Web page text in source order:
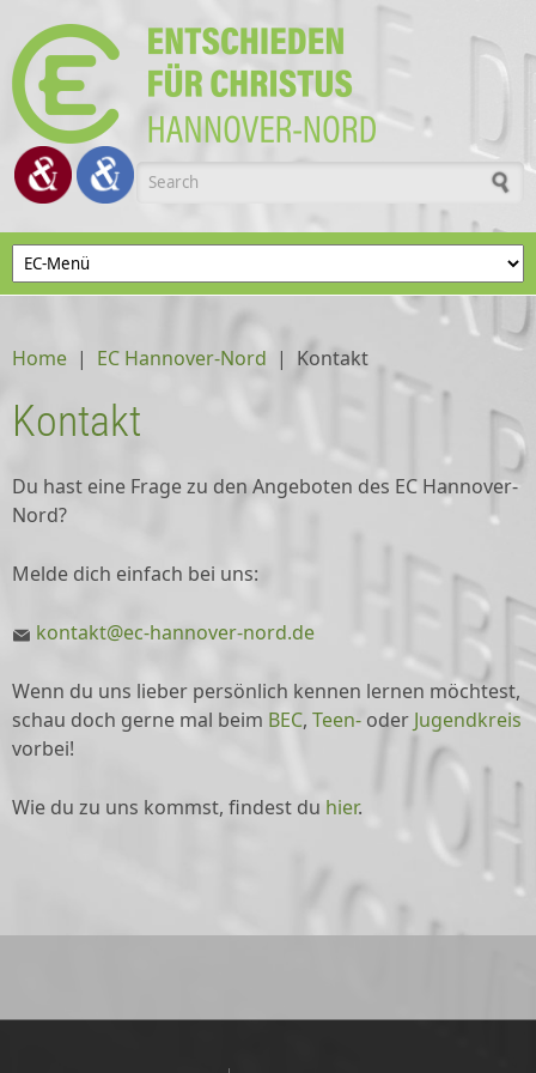
Search form
Home | EC Hannover-Nord | Kontakt
Kontakt
Du hast eine Frage zu den Angeboten des EC Hannover-
Nord?
Melde dich einfach bei uns:
kontakt@ec-hannover-nord.de
Wenn du uns lieber persönlich kennen lernen möchtest,
schau doch gerne mal beim BEC, Teen- oder Jugendkreis
vorbei!
Wie du zu uns kommst, findest du hier.